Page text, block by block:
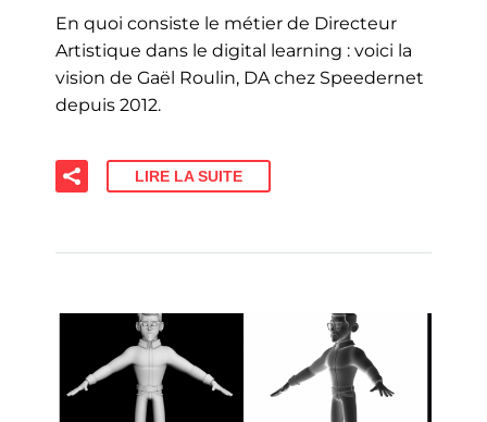
En quoi consiste le métier de Directeur
Artistique dans le digital learning : voici la
vision de Gaël Roulin, DA chez Speedernet
depuis 2012.
LIRE LA SUITE